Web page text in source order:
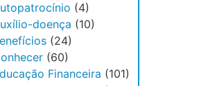
(4)
doença (10)
(24)
(60)
Financeira (101)